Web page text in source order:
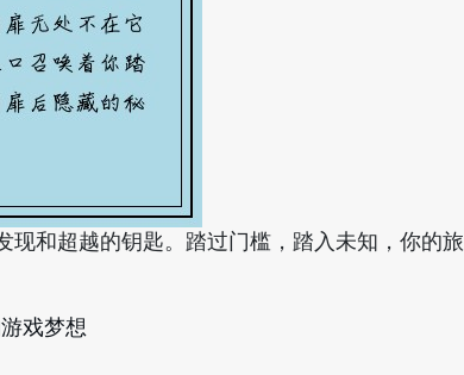
和超越的钥匙。踏过门槛，踏入未知，你的旅
戏梦想